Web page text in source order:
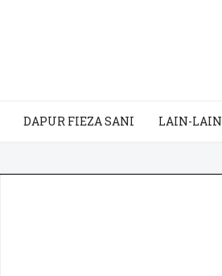
DAPUR FIEZA SANI LAIN-LAIN